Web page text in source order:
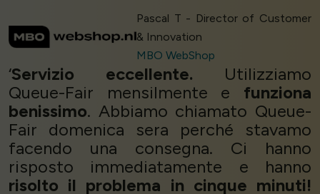
Pascal T - Director of Customer
& Innovation
MBO WebShop
‘Servizio eccellente. Utilizziamo
Queue-Fair mensilmente e funziona
benissimo. Abbiamo chiamato Queue-
Fair domenica sera perché stavamo
facendo una consegna. Ci hanno
risposto immediatamente e hanno
risolto il problema in cinque minuti!